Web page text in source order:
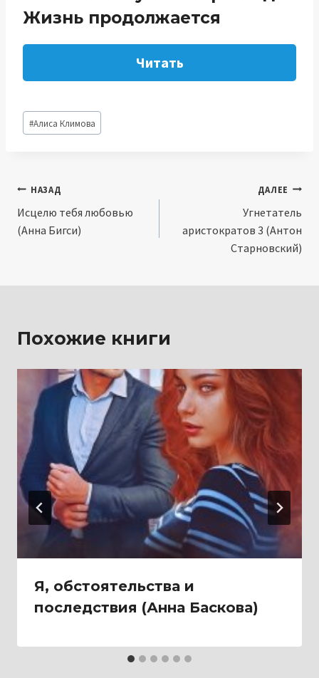
Жизнь продолжается
Читать
Метки
записи:
#Алиса Климова
Навигация
по
НАЗАД
Исцелю тебя любовью
(Анна Бигси)
ДАЛЕЕ
Угнетатель
аристократов 3 (Антон
Старновский)
Похожие книги
Я, обстоятельства и
последствия (Анна Баскова)